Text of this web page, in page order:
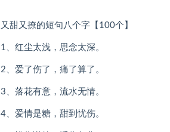
又甜又撩的短句八个字【100个】
1、红尘太浅，思念太深。
2、爱了伤了，痛了算了。
3、落花有意，流水无情。
4、爱情是糖，甜到忧伤。